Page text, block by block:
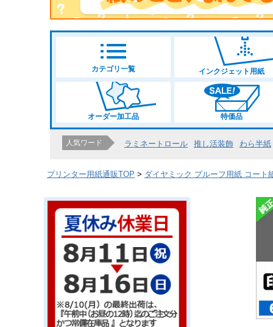
カテゴリ一覧 インクジェット用紙
オーダー加工品 特価品
人気ワード ラミネートロール 推し活装飾 わら半紙
プリンター用紙通販TOP ダイヤミック プルーフ用紙 コート